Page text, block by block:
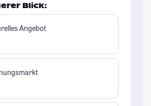
Blick:
Angebot